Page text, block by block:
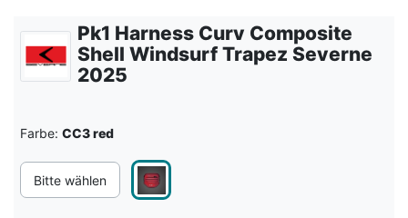
Pk1 Harness Curv Composite
Shell Windsurf Trapez Severne
2025
Farbe: CC3 red
Bitte wählen